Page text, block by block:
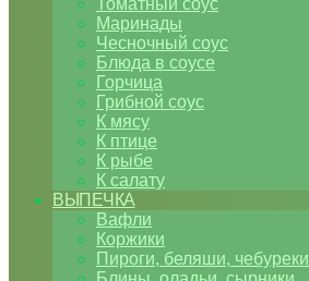
Томатный соус
Маринады
Чесночный соус
Блюда в соусе
Горчица
Грибной соус
К мясу
К птице
К рыбе
К салату
ВЫПЕЧКА
Вафли
Коржики
Пироги, беляши, чебуреки